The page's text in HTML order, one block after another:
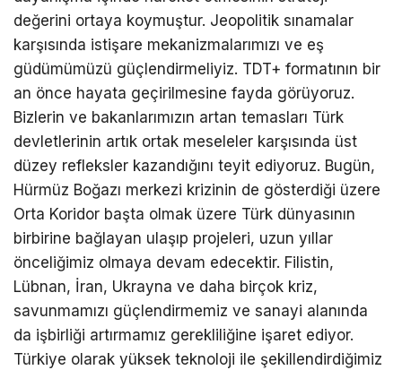
değerini ortaya koymuştur. Jeopolitik sınamalar
karşısında istişare mekanizmalarımızı ve eş
güdümümüzü güçlendirmeliyiz. TDT+ formatının bir
an önce hayata geçirilmesine fayda görüyoruz.
Bizlerin ve bakanlarımızın artan temasları Türk
devletlerinin artık ortak meseleler karşısında üst
düzey refleksler kazandığını teyit ediyoruz. Bugün,
Hürmüz Boğazı merkezi krizinin de gösterdiği üzere
Orta Koridor başta olmak üzere Türk dünyasının
birbirine bağlayan ulaşıp projeleri, uzun yıllar
önceliğimiz olmaya devam edecektir. Filistin,
Lübnan, İran, Ukrayna ve daha birçok kriz,
savunmamızı güçlendirmemiz ve sanayi alanında
da işbirliği artırmamız gerekliliğine işaret ediyor.
Türkiye olarak yüksek teknoloji ile şekillendirdiğimiz